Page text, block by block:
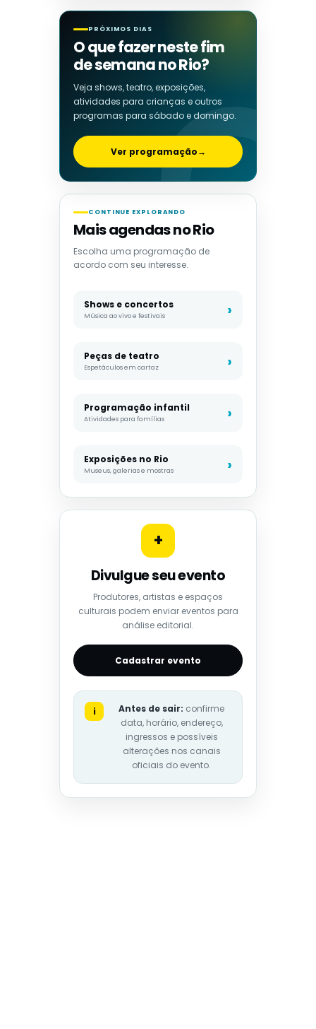
PRÓXIMOS DIAS
O que fazer neste fim
de semana no Rio?
Veja shows, teatro, exposições,
atividades para crianças e outros
programas para sábado e domingo.
Ver programação→
CONTINUE EXPLORANDO
Mais agendas no Rio
Escolha uma programação de
acordo com seu interesse.
Shows e concertos
Música ao vivo e festivais
Peças de teatro
Espetáculos em cartaz
Programação infantil
Atividades para famílias
Exposições no Rio
Museus, galerias e mostras
+
Divulgue seu evento
Produtores, artistas e espaços
culturais podem enviar eventos para
análise editorial.
Cadastrar evento
i Antes de sair: confirme
data, horário, endereço,
ingressos e possíveis
alterações nos canais
oficiais do evento.